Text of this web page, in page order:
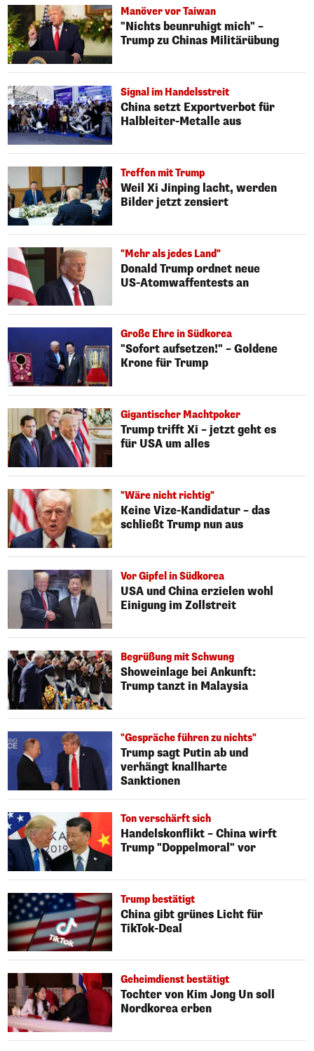
Manöver vor Taiwan
"Nichts beunruhigt mich" –
Trump zu Chinas Militärübung
Signal im Handelsstreit
China setzt Exportverbot für
Halbleiter-Metalle aus
Treffen mit Trump
Weil Xi Jinping lacht, werden
Bilder jetzt zensiert
"Mehr als jedes Land"
Donald Trump ordnet neue
US-Atomwaffentests an
Große Ehre in Südkorea
"Sofort aufsetzen!" – Goldene
Krone für Trump
Gigantischer Machtpoker
Trump trifft Xi – jetzt geht es
für USA um alles
"Wäre nicht richtig"
Keine Vize-Kandidatur – das
schließt Trump nun aus
Vor Gipfel in Südkorea
USA und China erzielen wohl
Einigung im Zollstreit
Begrüßung mit Schwung
Showeinlage bei Ankunft:
Trump tanzt in Malaysia
"Gespräche führen zu nichts"
Trump sagt Putin ab und
verhängt knallharte
Sanktionen
Ton verschärft sich
Handelskonflikt – China wirft
Trump "Doppelmoral" vor
Trump bestätigt
China gibt grünes Licht für
TikTok-Deal
Geheimdienst bestätigt
Tochter von Kim Jong Un soll
Nordkorea erben